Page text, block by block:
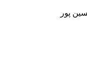
پور